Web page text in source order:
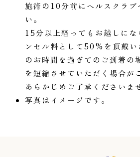
施術の10分前にヘルスクラブ
い。
15分以上経ってもお越しにな
ンセル料として50%を頂戴い
のお時間を過ぎてのご到着の
を短縮させていただく場合が
あらかじめご了承くださいま
写真はイメージです。